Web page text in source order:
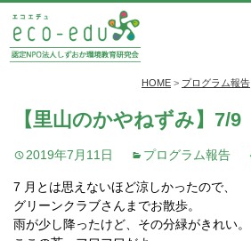
HOME > プログラム報告
【里山のかやねずみ】7/9
2019年7月11日 プログラム報告
7 月とは思えないほど涼しかったので、
グリーンクラブさんまでお散歩。
雨が少し降ったけど、その分緑がきれい。